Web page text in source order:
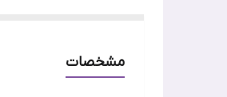
مشخصات